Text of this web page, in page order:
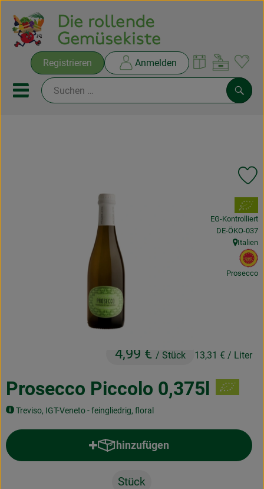
Registrieren Anmelden
Mobiles Menu öffnen oder
NEUES & ANGEBOTE
Drogerie & Diverses
Prosecco Piccolo 0,375l
Treviso, IGT-Veneto - feingliedrig, floral
4,99 € / Stück 13,31 € / Liter
, Verband:
EG-Kontrolliert
, Kontrollstelle:
DE-ÖKO-037
,
Italien
,
Prosecco
hinzufügen
Produkt zum Warenkorb
Stück